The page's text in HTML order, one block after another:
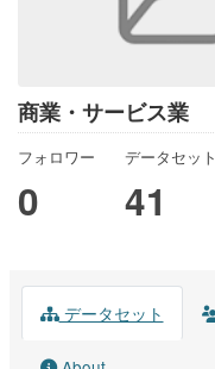
商業・サービス業
フォロワー
0
データセット
41
データセット